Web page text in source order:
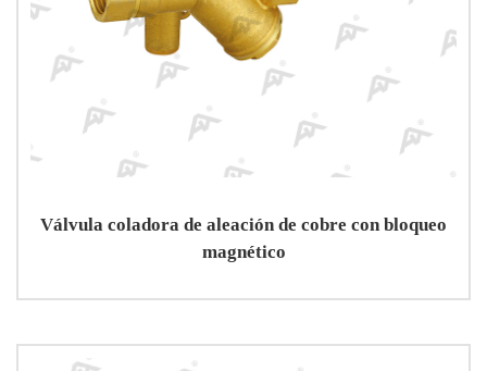
Válvula coladora de aleación de cobre con bloqueo
magnético